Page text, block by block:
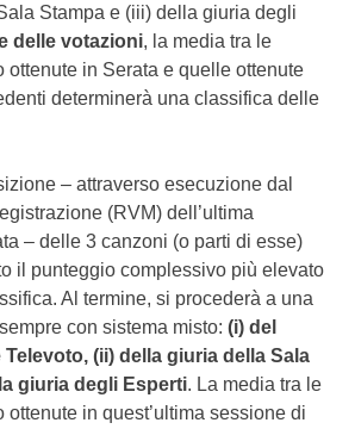
Stampa e (iii) della giuria degli
delle votazioni, la media tra le
ottenute in Serata e quelle ottenute
determinerà una classifica delle
– attraverso esecuzione dal
(RVM) dell’ultima
– delle 3 canzoni (o parti di esse)
il punteggio complessivo più elevato
Al termine, si procederà a una
con sistema misto: (i) del
(ii) della giuria della Sala
giuria degli Esperti. La media tra le
ottenute in quest’ultima sessione di